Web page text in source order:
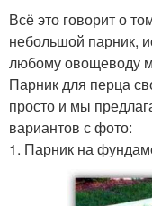
Всё это говорит о
небольшой парник,
любому овощеводу
Парник для перца
просто и мы
вариантов с фото:
1. Парник на